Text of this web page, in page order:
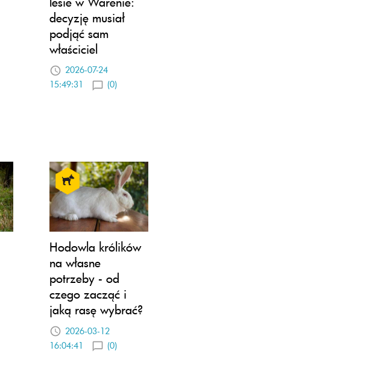
decyzję musiał
podjąć sam
właściciel
2026-07-24
15:49:31
(0)
Hodowla królików
na własne
potrzeby - od
czego zacząć i
jaką rasę wybrać?
2026-03-12
16:04:41
(0)